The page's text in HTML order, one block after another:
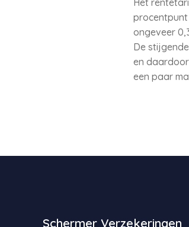
Het
ongeveer
De
en
een paar
Schermer Verzekeringen